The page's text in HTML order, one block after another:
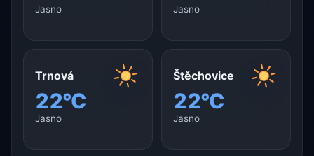
Jasno Jasno
Trnová
22°C
Jasno
Štěchovice
22°C
Jasno